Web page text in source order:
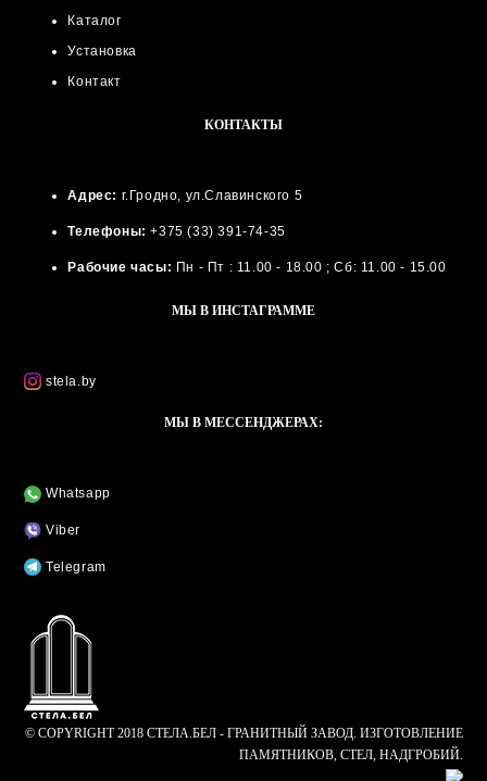
Каталог
Установка
Контакт
КОНТАКТЫ
Адрес: г.Гродно, ул.Славинского 5
Телефоны: +375 (33) 391-74-35
Рабочие часы: Пн - Пт : 11.00 - 18.00 ; Сб: 11.00 - 15.00
МЫ В ИНСТАГРАММЕ
stela.by
МЫ В МЕССЕНДЖЕРАХ:
Whatsapp
Viber
Telegram
© COPYRIGHT 2018 СТЕЛА.БЕЛ - ГРАНИТНЫЙ ЗАВОД. ИЗГОТОВЛЕНИЕ
ПАМЯТНИКОВ, СТЕЛ, НАДГРОБИЙ.